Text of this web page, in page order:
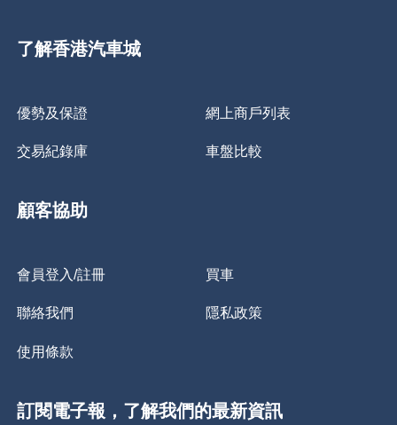
了解香港汽車城
優勢及保證 網上商戶列表
交易紀錄庫 車盤比較
顧客協助
會員登入/註冊 買車
聯絡我們 隱私政策
使用條款
訂閱電子報，了解我們的最新資訊